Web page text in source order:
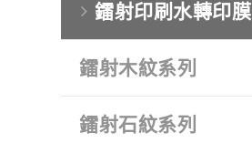
鐳射印刷水轉印膜
鐳射木紋系列
鐳射石紋系列